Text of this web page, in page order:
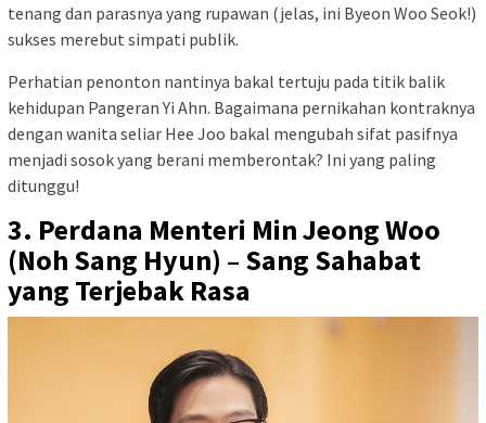
tenang dan parasnya yang rupawan (jelas, ini Byeon Woo Seok!)
sukses merebut simpati publik.
Perhatian penonton nantinya bakal tertuju pada titik balik
kehidupan Pangeran Yi Ahn. Bagaimana pernikahan kontraknya
dengan wanita seliar Hee Joo bakal mengubah sifat pasifnya
menjadi sosok yang berani memberontak? Ini yang paling
ditunggu!
3. Perdana Menteri Min Jeong Woo
(Noh Sang Hyun) – Sang Sahabat
yang Terjebak Rasa